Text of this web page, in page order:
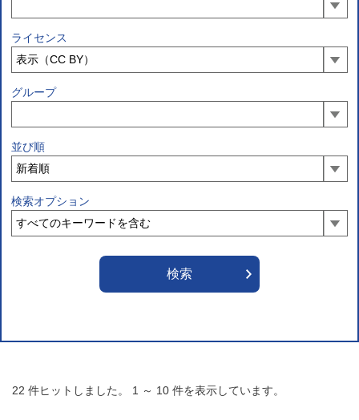
ライセンス
グループ
並び順
検索オプション
22 件ヒットしました。 1 ～ 10 件を表示しています。